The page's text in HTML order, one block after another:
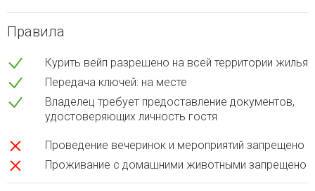
Правила
Курить вейп разрешено на всей территории жилья
Передача ключей: на месте
Владелец требует предоставление документов,
удостоверяющих личность гостя
Проведение вечеринок и мероприятий запрещено
Проживание с домашними животными запрещено